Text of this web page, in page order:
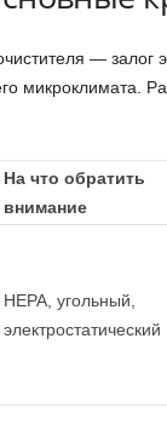
— залог
микроклимата.
На что обратить
внимание
HEPA, угольный,
электростатический